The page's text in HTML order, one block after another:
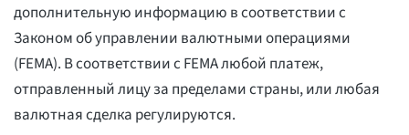
дополнительную информацию в соответствии с
Законом об управлении валютными операциями
(FEMA). В соответствии с FEMA любой платеж,
отправленный лицу за пределами страны, или любая
валютная сделка регулируются.